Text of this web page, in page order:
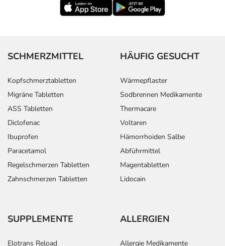
SCHMERZMITTEL
Kopfschmerztabletten
Migräne Tabletten
ASS Tabletten
Diclofenac
Ibuprofen
Paracetamol
Regelschmerzen Tabletten
Zahnschmerzen Tabletten
HÄUFIG GESUCHT
Wärmepflaster
Sodbrennen Medikamente
Thermacare
Voltaren
Hämorrhoiden Salbe
Abführmittel
Magentabletten
Lidocain
SUPPLEMENTE
Elotrans Reload
ALLERGIEN
Allergie Medikamente